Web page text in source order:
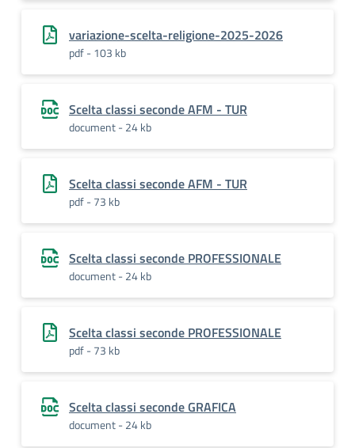
variazione-scelta-religione-2025-2026
pdf - 103 kb
Scelta classi seconde AFM - TUR
document - 24 kb
Scelta classi seconde AFM - TUR
pdf - 73 kb
Scelta classi seconde PROFESSIONALE
document - 24 kb
Scelta classi seconde PROFESSIONALE
pdf - 73 kb
Scelta classi seconde GRAFICA
document - 24 kb